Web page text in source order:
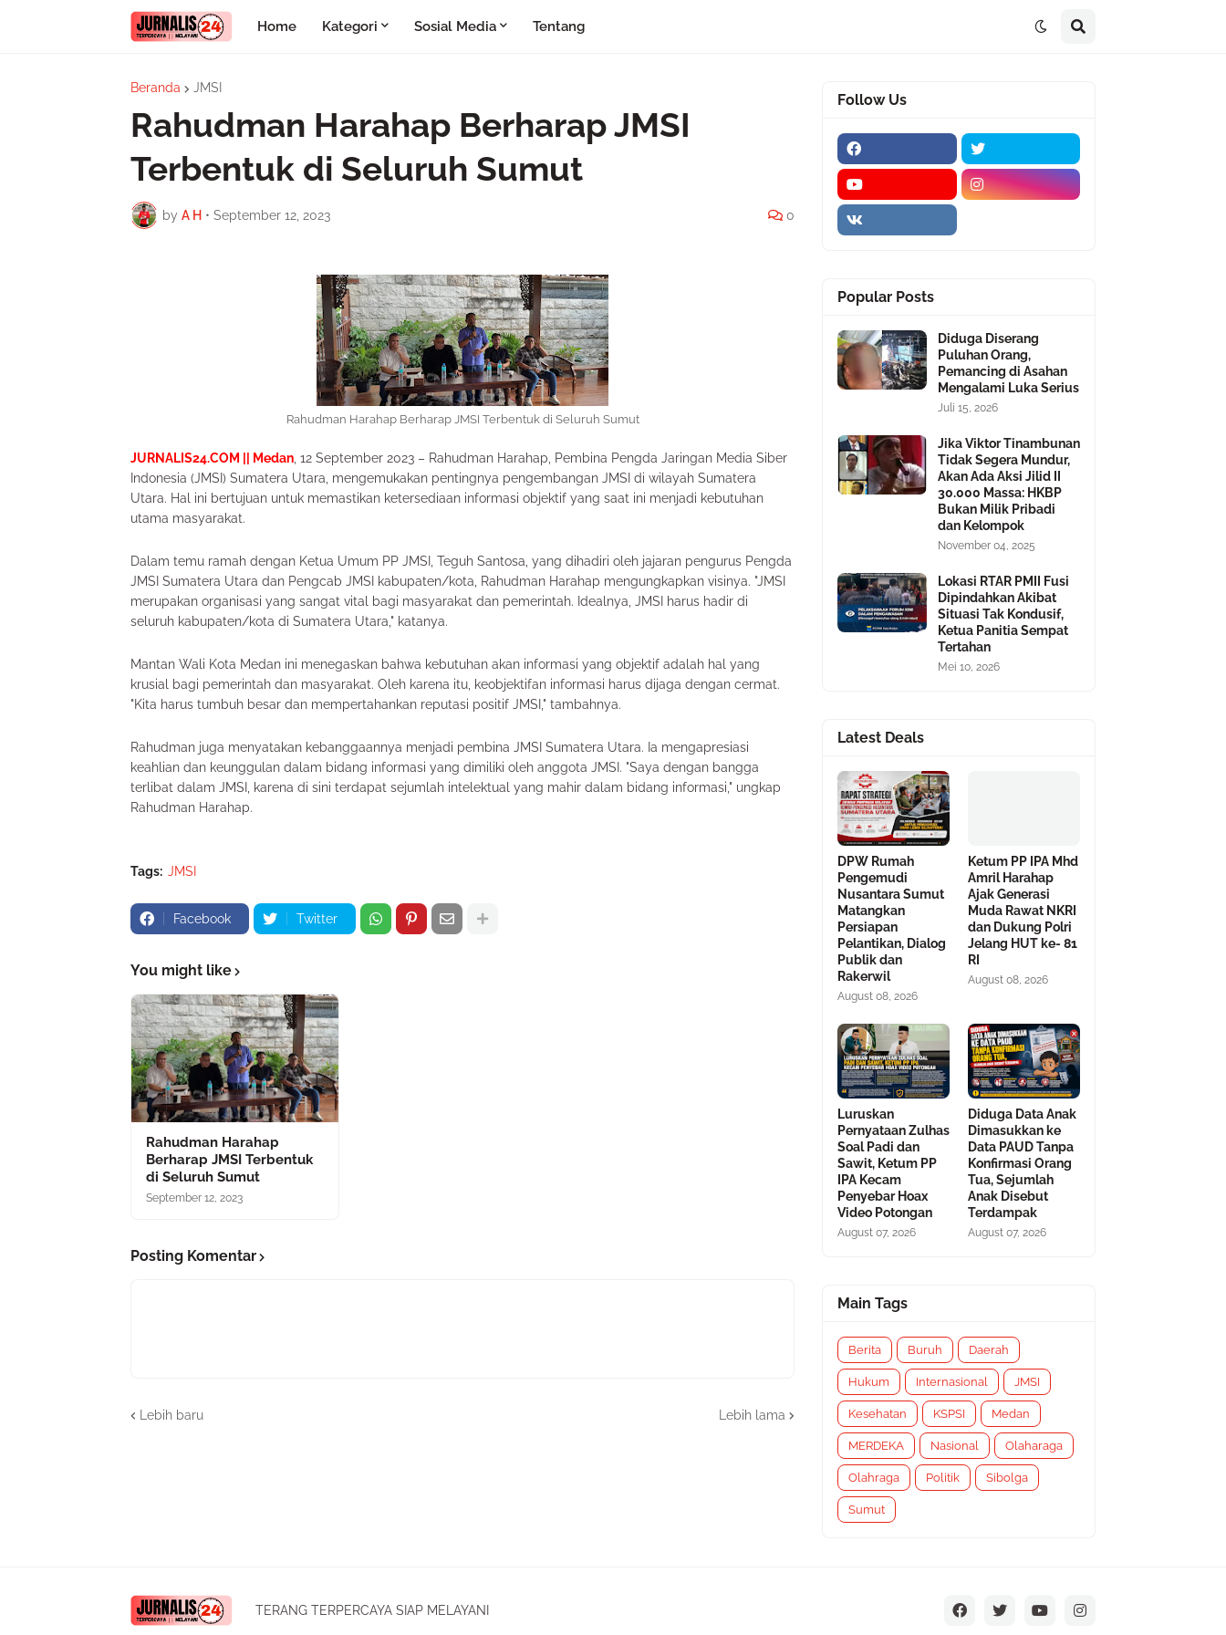
Home Kategori Sosial Media Tentang
Beranda JMSI
Rahudman Harahap Berharap JMSI
Terbentuk di Seluruh Sumut
by A H • September 12, 2023 0
Rahudman Harahap Berharap JMSI Terbentuk di Seluruh Sumut
JURNALIS24.COM || Medan , 12 September 2023 – Rahudman Harahap, Pembina Pengda Jaringan Media Siber
Indonesia (JMSI) Sumatera Utara, mengemukakan pentingnya pengembangan JMSI di wilayah Sumatera
Utara. Hal ini bertujuan untuk memastikan ketersediaan informasi objektif yang saat ini menjadi kebutuhan
utama masyarakat.
Dalam temu ramah dengan Ketua Umum PP JMSI, Teguh Santosa, yang dihadiri oleh jajaran pengurus Pengda
JMSI Sumatera Utara dan Pengcab JMSI kabupaten/kota, Rahudman Harahap mengungkapkan visinya. "JMSI
merupakan organisasi yang sangat vital bagi masyarakat dan pemerintah. Idealnya, JMSI harus hadir di
seluruh kabupaten/kota di Sumatera Utara," katanya.
Mantan Wali Kota Medan ini menegaskan bahwa kebutuhan akan informasi yang objektif adalah hal yang
krusial bagi pemerintah dan masyarakat. Oleh karena itu, keobjektifan informasi harus dijaga dengan cermat.
"Kita harus tumbuh besar dan mempertahankan reputasi positif JMSI," tambahnya.
Rahudman juga menyatakan kebanggaannya menjadi pembina JMSI Sumatera Utara. Ia mengapresiasi
keahlian dan keunggulan dalam bidang informasi yang dimiliki oleh anggota JMSI. "Saya dengan bangga
terlibat dalam JMSI, karena di sini terdapat sejumlah intelektual yang mahir dalam bidang informasi," ungkap
Rahudman Harahap.
Tags: JMSI
Facebook Twitter
You might like
Rahudman Harahap
Berharap JMSI Terbentuk
di Seluruh Sumut
September 12, 2023
Posting Komentar
Lebih baru Lebih lama
Follow Us
Popular Posts
Diduga Diserang
Puluhan Orang,
Pemancing di Asahan
Mengalami Luka Serius
Juli 15, 2026
Jika Viktor Tinambunan
Tidak Segera Mundur,
Akan Ada Aksi Jilid II
30.000 Massa: HKBP
Bukan Milik Pribadi
dan Kelompok
November 04, 2025
Lokasi RTAR PMII Fusi
Dipindahkan Akibat
Situasi Tak Kondusif,
Ketua Panitia Sempat
Tertahan
Mei 10, 2026
Latest Deals
DPW Rumah
Pengemudi
Nusantara Sumut
Matangkan
Persiapan
Pelantikan, Dialog
Publik dan
Rakerwil
August 08, 2026
Ketum PP IPA Mhd
Amril Harahap
Ajak Generasi
Muda Rawat NKRI
dan Dukung Polri
Jelang HUT ke- 81
RI
August 08, 2026
Luruskan
Pernyataan Zulhas
Soal Padi dan
Sawit, Ketum PP
IPA Kecam
Penyebar Hoax
Video Potongan
August 07, 2026
Diduga Data Anak
Dimasukkan ke
Data PAUD Tanpa
Konfirmasi Orang
Tua, Sejumlah
Anak Disebut
Terdampak
August 07, 2026
Main Tags
Berita Buruh Daerah
Hukum Internasional JMSI
Kesehatan KSPSI Medan
MERDEKA Nasional Olaharaga
Olahraga Politik Sibolga
Sumut
TERANG TERPERCAYA SIAP MELAYANI